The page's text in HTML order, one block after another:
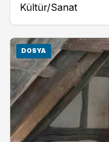
Kültür/Sanat
DOSYA